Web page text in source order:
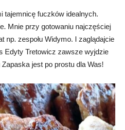
tajemnicę fuczków idealnych.
Mnie przy gotowaniu najczęściej
np. zespołu Widymo. I zaglądajcie
Edyty Tretowicz zawsze wyjdzie
Zapaska jest po prostu dla Was!